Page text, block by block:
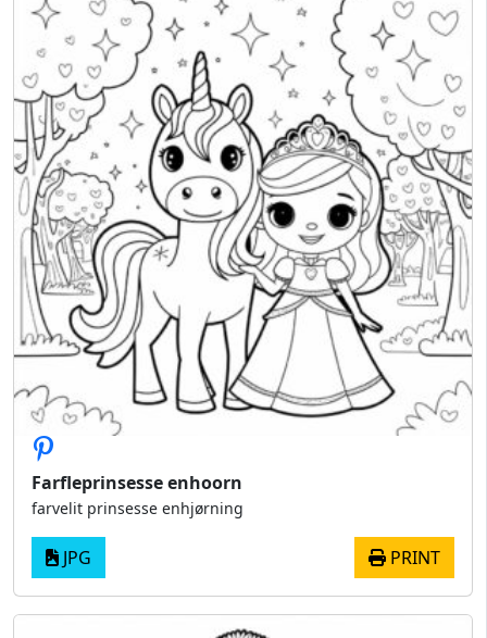
Farfleprinsesse enhoorn
farvelit prinsesse enhjørning
JPG PRINT